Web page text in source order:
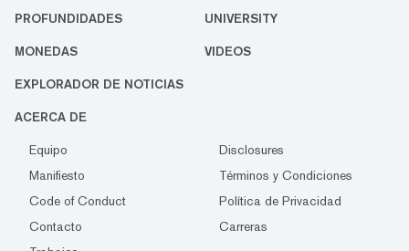
PROFUNDIDADES UNIVERSITY
MONEDAS VIDEOS
EXPLORADOR DE NOTICIAS
ACERCA DE
Equipo
Disclosures
Manifiesto
Términos y Condiciones
Code of Conduct
Política de Privacidad
Contacto
Carreras